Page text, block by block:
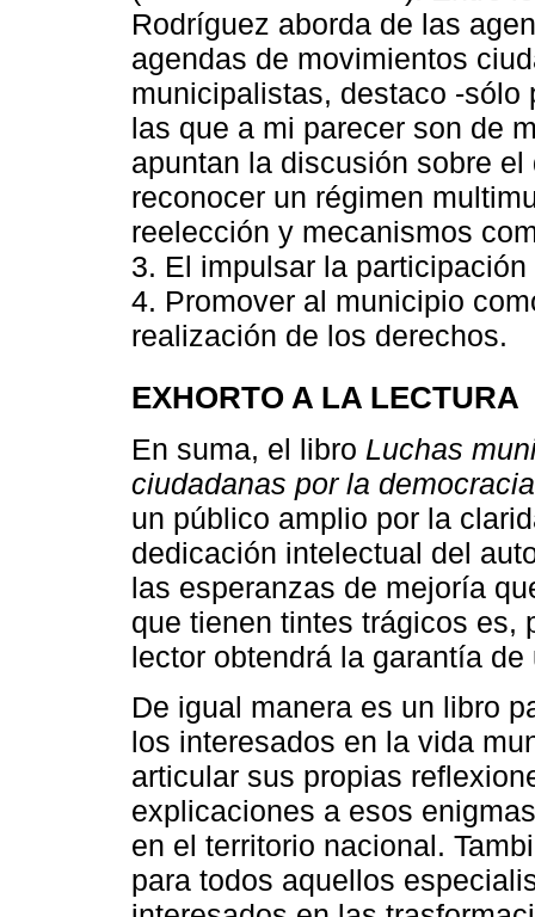
Rodríguez aborda de las
agendas de movimientos
municipalistas, destaco -sólo
las que a mi parecer son de
apuntan la discusión sobre
reconocer un régimen
reelección y mecanismos
3. El impulsar la
4. Promover al municipio
realización de los derechos.
EXHORTO A LA LECTURA
En suma, el libro Luchas
ciudadanas por la
un público amplio por la
dedicación intelectual del
las esperanzas de mejoría
que tienen tintes trágicos es,
lector obtendrá la garantía
De igual manera es un libro
los interesados en la vida
articular sus propias
explicaciones a esos
en el territorio nacional.
para todos aquellos